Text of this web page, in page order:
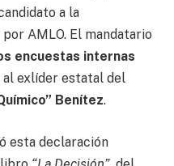
a la
AMLO. El mandatario
encuestas internas
exlíder estatal del
Benítez.
esta declaración